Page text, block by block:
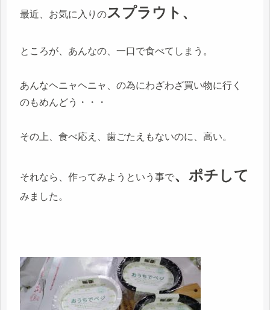
最近、お気に入りのスプラウト、
ところが、あんなの、一口で食べてしまう。
あんなヘニャヘニャ、の為にわざわざ買い物に行く
のもめんどう・・・
その上、食べ応え、歯ごたえもないのに、高い。
それなら、作ってみようという事で、ポチして
みました。